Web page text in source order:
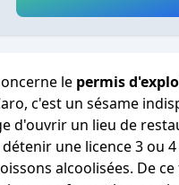
le permis
c'est un sésame
d'ouvrir un lieu de
une licence 3 ou
alcoolisées. De